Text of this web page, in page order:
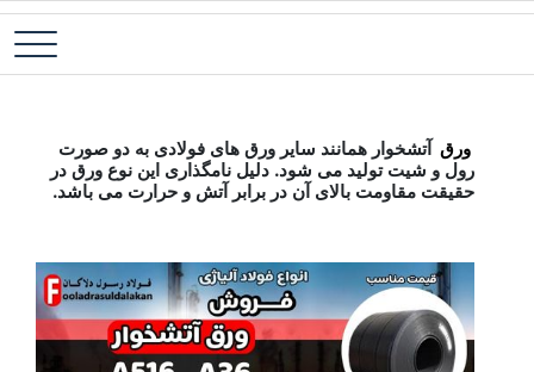
پرش فولاد آلیاژی-میلگرد آلیاژی-تسمه آلیاژی-ورق آلیاژی-لوله آلیاژی-نبشی
ورق آتشخوار همانند سایر ورق های فولادی به دو صورت
رول و شیت تولید می شود. دلیل نامگذاری این نوع ورق در
حقیقت مقاومت بالای آن در برابر آتش و حرارت می باشد.